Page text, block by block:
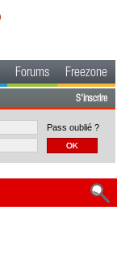
Forums Freezone
S'inscrire
Pass oublié ?